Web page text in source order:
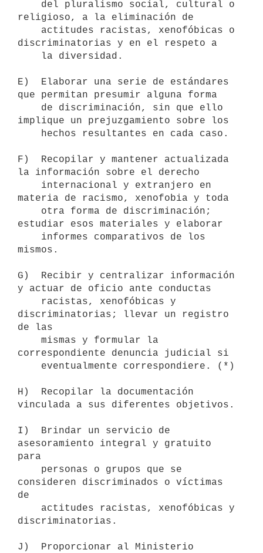
religioso, a la eliminación de
discriminatorias y en el respeto a
E)  Elaborar una serie de estándares
que permitan presumir alguna forma
implique un prejuzgamiento sobre los
F)  Recopilar y mantener actualizada
la información sobre el derecho
materia de racismo, xenofobia y toda
estudiar esos materiales y elaborar
mismos.
G)  Recibir y centralizar información
y actuar de oficio ante conductas
discriminatorias; llevar un registro
de las
correspondiente denuncia judicial si
H)  Recopilar la documentación
vinculada a sus diferentes objetivos.
I)  Brindar un servicio de
asesoramiento integral y gratuito
para
consideren discriminados o víctimas
de
discriminatorias.
J)  Proporcionar al Ministerio